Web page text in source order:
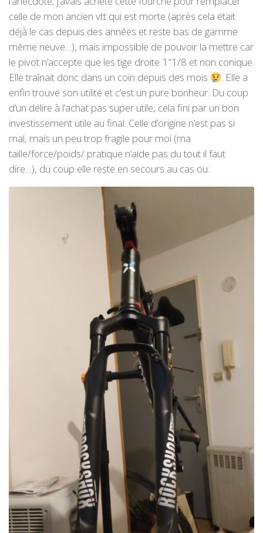
celle de mon ancien vtt qui est morte (après cela était
déjà le cas depuis des années et reste bas de gamme
même neuve…), mais impossible de pouvoir la mettre car
le pivot n’accepte que les tige droite 1″1/8 et non conique.
Elle traînait donc dans un coin depuis des mois
. Elle a
enfin trouvé son utilité et c’est un pure bonheur. Du coup
d’un délire à l’achat pas super utile, cela fini par un bon
investissement utile au final. Celle d’origine n’est pas si
mal, mais un peu trop fragile pour moi (ma
taille/force/poids/ pratique n’aide pas du tout il faut
dire…), du coup elle reste en secours au cas ou.